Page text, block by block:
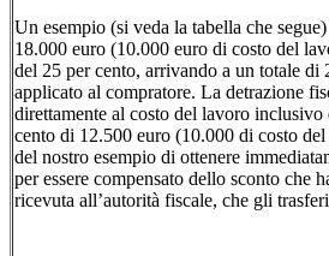
Un esempio (si veda la tabella che
18.000 euro (10.000 euro di costo del
del 25 per cento, arrivando a un totale di
applicato al compratore. La detrazione
direttamente al costo del lavoro
cento di 12.500 euro (10.000 di costo
del nostro esempio di ottenere
per essere compensato dello sconto che
ricevuta all’autorità fiscale, che gli